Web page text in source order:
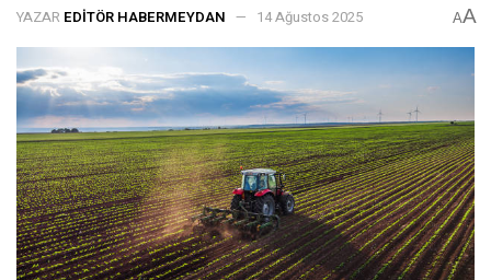
YAZAR EDITÖR HABERMEYDAN 14 Ağustos 2025 AA